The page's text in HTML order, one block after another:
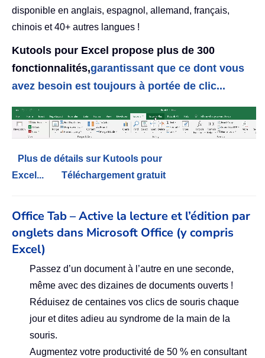
disponible en anglais, espagnol, allemand, français,
chinois et 40+ autres langues !
Kutools pour Excel propose plus de 300
fonctionnalités,garantissant que ce dont vous
avez besoin est toujours à portée de clic...
Plus de détails sur Kutools pour
Excel...
Téléchargement gratuit
Office Tab – Active la lecture et l’édition par
onglets dans Microsoft Office (y compris
Excel)
Passez d’un document à l’autre en une seconde,
même avec des dizaines de documents ouverts !
Réduisez de centaines vos clics de souris chaque
jour et dites adieu au syndrome de la main de la
souris.
Augmentez votre productivité de 50 % en consultant